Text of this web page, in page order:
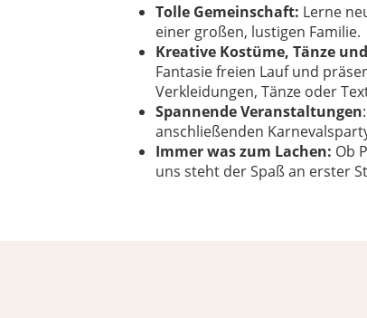
Tolle Gemeinschaft: Lerne
einer großen, lustigen Familie.
Kreative Kostüme, Tänze
Fantasie freien Lauf und
Verkleidungen, Tänze oder
Spannende Veranstaltungen
anschließenden
Immer was zum Lachen: Ob
uns steht der Spaß an erster